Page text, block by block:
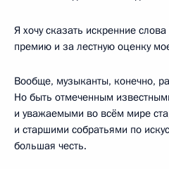
Я хочу сказать искренние
премию и за лестную оценку
Вообще, музыканты, конечно,
Но быть отмеченным
и уважаемыми во всём мире
и старшими собратьями по
большая честь.